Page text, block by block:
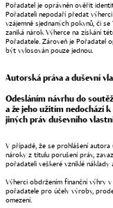
Pořadatel je oprávněn ověřit
Pořadateli nepodaří předat
vzájemně sjednaných pokynů, či
zaniká nárok Výherce na získání
Pořadatele. Zároveň je Pořadatel
být vylosován pouze jednou.
Autorská práva a duševní
Odesláním návrhu do
a že jeho užitím nedochází
jiných práv duševního
V případě, že se prohlášení
nároky z titulu porušení práv,
pořadateli veškeré vzniklé náklady
Výherci obdržením finanční výhry
pořadatele pro účely výroby,
omezení.